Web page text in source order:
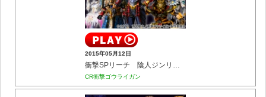
2015年05月12日
衝撃SPリーチ 陰人ジンリーチ
CR衝撃ゴウライガン